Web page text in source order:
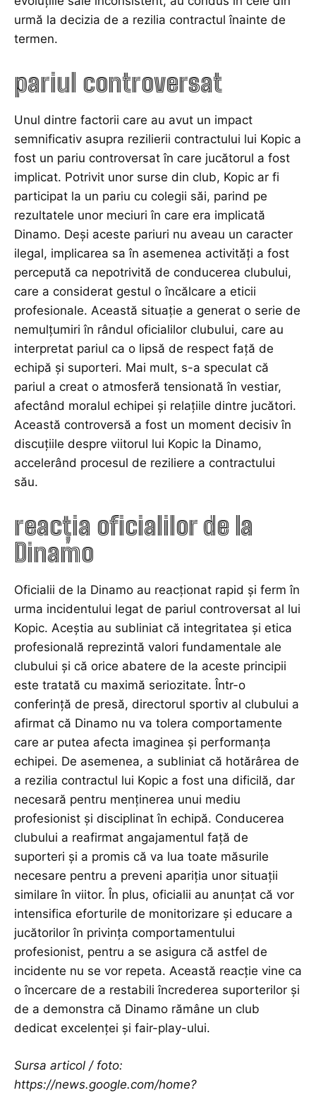
urmă la decizia de a rezilia contractul înainte de
termen.
pariul controversat
Unul dintre factorii care au avut un impact
semnificativ asupra rezilierii contractului lui Kopic a
fost un pariu controversat în care jucătorul a fost
implicat. Potrivit unor surse din club, Kopic ar fi
participat la un pariu cu colegii săi, parind pe
rezultatele unor meciuri în care era implicată
Dinamo. Deși aceste pariuri nu aveau un caracter
ilegal, implicarea sa în asemenea activități a fost
percepută ca nepotrivită de conducerea clubului,
care a considerat gestul o încălcare a eticii
profesionale. Această situație a generat o serie de
nemulțumiri în rândul oficialilor clubului, care au
interpretat pariul ca o lipsă de respect față de
echipă și suporteri. Mai mult, s-a speculat că
pariul a creat o atmosferă tensionată în vestiar,
afectând moralul echipei și relațiile dintre jucători.
Această controversă a fost un moment decisiv în
discuțiile despre viitorul lui Kopic la Dinamo,
accelerând procesul de reziliere a contractului
său.
reacția oficialilor de la
Dinamo
Oficialii de la Dinamo au reacționat rapid și ferm în
urma incidentului legat de pariul controversat al lui
Kopic. Aceștia au subliniat că integritatea și etica
profesională reprezintă valori fundamentale ale
clubului și că orice abatere de la aceste principii
este tratată cu maximă seriozitate. Într-o
conferință de presă, directorul sportiv al clubului a
afirmat că Dinamo nu va tolera comportamente
care ar putea afecta imaginea și performanța
echipei. De asemenea, a subliniat că hotărârea de
a rezilia contractul lui Kopic a fost una dificilă, dar
necesară pentru menținerea unui mediu
profesionist și disciplinat în echipă. Conducerea
clubului a reafirmat angajamentul față de
suporteri și a promis că va lua toate măsurile
necesare pentru a preveni apariția unor situații
similare în viitor. În plus, oficialii au anunțat că vor
intensifica eforturile de monitorizare și educare a
jucătorilor în privința comportamentului
profesionist, pentru a se asigura că astfel de
incidente nu se vor repeta. Această reacție vine ca
o încercare de a restabili încrederea suporterilor și
de a demonstra că Dinamo rămâne un club
dedicat excelenței și fair-play-ului.
Sursa articol / foto:
https://news.google.com/home?